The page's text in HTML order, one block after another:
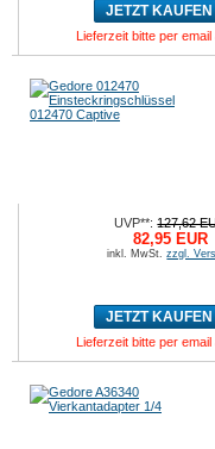
JETZT KAUFEN
Lieferzeit bitte per email
UVP**:127,62
82,95 EUR
inkl. MwSt.zzgl.
JETZT KAUFEN
Lieferzeit bitte per email